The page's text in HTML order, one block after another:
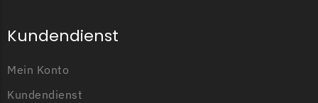
Kundendienst
Mein Konto
Kundendienst